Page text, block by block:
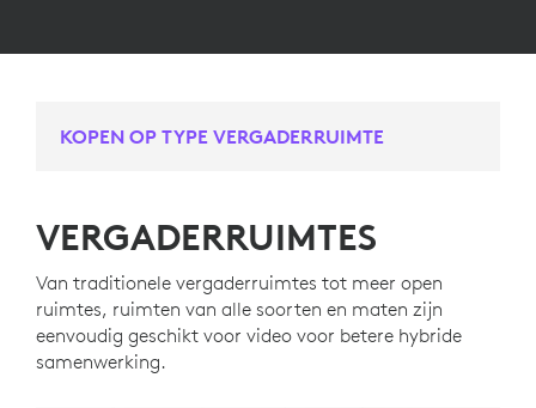
KOPEN OP TYPE VERGADERRUIMTE
VERGADERRUIMTES
Van traditionele vergaderruimtes tot meer open
ruimtes, ruimten van alle soorten en maten zijn
eenvoudig geschikt voor video voor betere hybride
samenwerking.